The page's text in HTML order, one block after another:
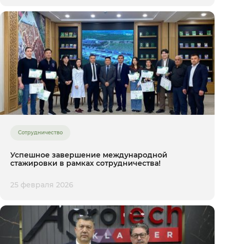
Сотрудничество
Успешное завершение международной
стажировки в рамках сотрудничества!
25 февраля 2026